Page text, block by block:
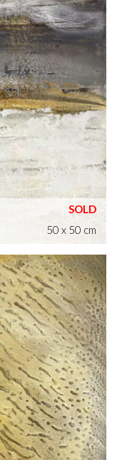
50 x 50 cm